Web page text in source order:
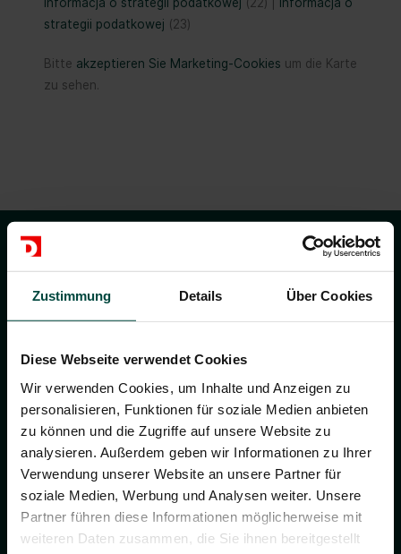
Zustimmung Details Über Cookies
Diese Webseite verwendet Cookies
Wir verwenden Cookies, um Inhalte und Anzeigen zu
personalisieren, Funktionen für soziale Medien anbieten
zu können und die Zugriffe auf unsere Website zu
analysieren. Außerdem geben wir Informationen zu Ihrer
Verwendung unserer Website an unsere Partner für
soziale Medien, Werbung und Analysen weiter. Unsere
Partner führen diese Informationen möglicherweise mit
weiteren Daten zusammen, die Sie ihnen bereitgestellt
strategii podatkowej (23)
Bitte akzeptieren Sie Marketing-Cookies um die Karte
zu sehen.
Adress
Ruhrallee 7